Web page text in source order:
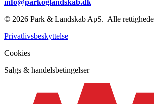
info@parkoglandskab.dk
© 2026 Park & Landskab ApS. Alle
Privatlivsbeskyttelse
Cookies
Salgs & handelsbetingelser